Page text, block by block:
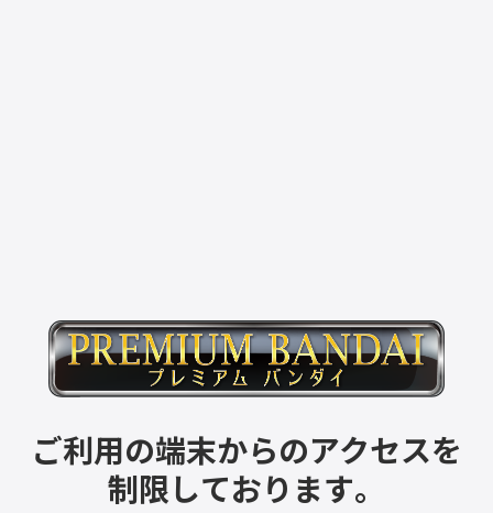
ご利用の端末からのアクセスを
制限しております。